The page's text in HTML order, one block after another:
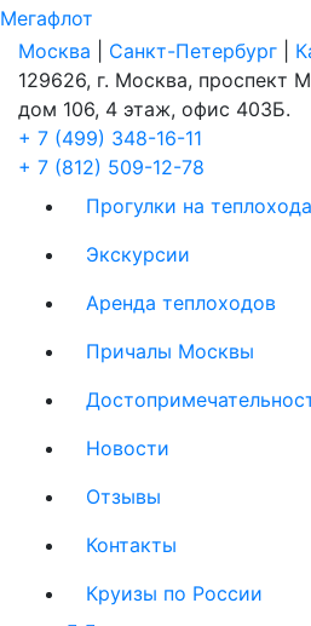
Мегафлот
Москва
Санкт-Петербург
129626, г. Москва, проспект
дом 106, 4 этаж, офис 403Б.
+ 7 (499) 348-16-11
+ 7 (812) 509-12-78
Прогулки на
Экскурсии
Аренда теплоходов
Причалы Москвы
Новости
Отзывы
Контакты
Круизы по России